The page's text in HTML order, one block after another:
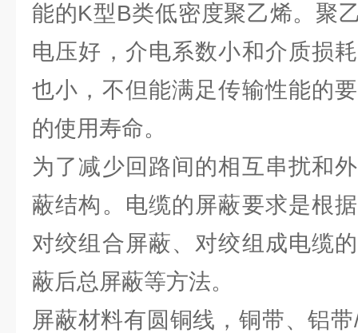
能的K型B类低密度聚乙烯。聚
电压好，介电系数小和介质损
也小，不但能满足传输性能的
的使用寿命。
为了减少回路间的相互串扰和
蔽结构。电缆的屏蔽要求是根
对绞组合屏蔽、对绞组成电缆
蔽后总屏蔽等方法。
屏蔽材料有圆铜线，铜带、铝